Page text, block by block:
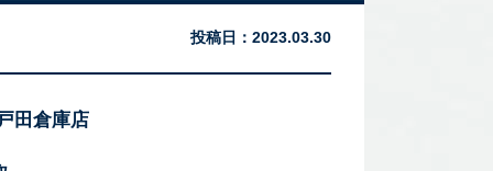
投稿日： 2023.03.30
田倉庫店